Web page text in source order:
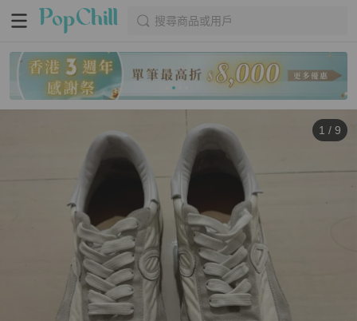
搜尋商品或用戶
1 / 9